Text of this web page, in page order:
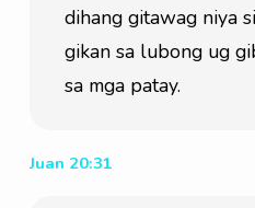
dihang gitawag niya
gikan sa lubong ug
sa mga patay.
Juan 20:31